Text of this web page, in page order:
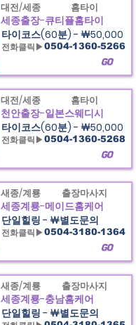
대전/세종 홈타이
세종출장-큐티플홈타이
타이코스(60분) - ￦50,000
전화클릭▶ 0504-1360-5266
GO
대전/세종 홈타이
천안출장-일본스웨디시
타이코스(60분) - ￦50,000
전화클릭▶ 0504-1360-5268
GO
새종/계룡 출장마사지
세종계룡-메이드홈케어
단일힐링 - ￦별도문의
전화클릭▶ 0504-3180-1364
GO
새종/계룡 출장마사지
세종계룡-충남홈케어
단일힐링 - ￦별도문의